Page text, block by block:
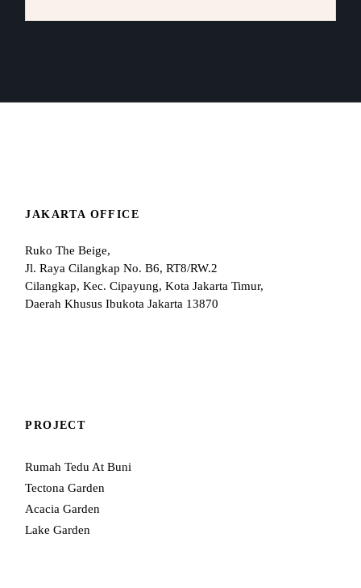
JAKARTA OFFICE
Ruko The Beige,
Jl. Raya Cilangkap No. B6, RT8/RW.2
Cilangkap, Kec. Cipayung, Kota Jakarta Timur,
Daerah Khusus Ibukota Jakarta 13870
PROJECT
Rumah Tedu At Buni
Tectona Garden
Acacia Garden
Lake Garden